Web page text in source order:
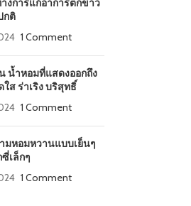
งการแก้อาการตกขาว
กติ
1 Comment
น้ำหอมที่แสดงออกถึง
ส ร่าเริง บริสุทธิ์
1 Comment
มหอมหวานแบบเย็นๆ
เล็กๆ
1 Comment